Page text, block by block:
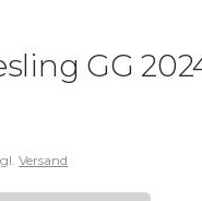
GG
Versand